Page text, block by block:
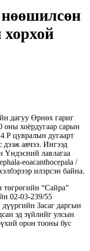
хорхой
дагуу Өрнөх гариг
хоёрдугаар сарын
P цувралын дугаарт
авчээ. Ингээд
лавлагаа
eoacanthocepala /
илэрсэн байна.
“Сайра”
02-03-239/55
дүүргийн Засаг даргын
эд зүйлийг улсын
орон тооны бус